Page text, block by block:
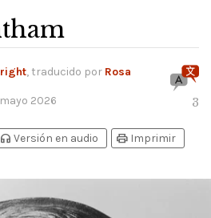
, traducido por Rosa
2026 3
headphones Versión en audio print Imprimir